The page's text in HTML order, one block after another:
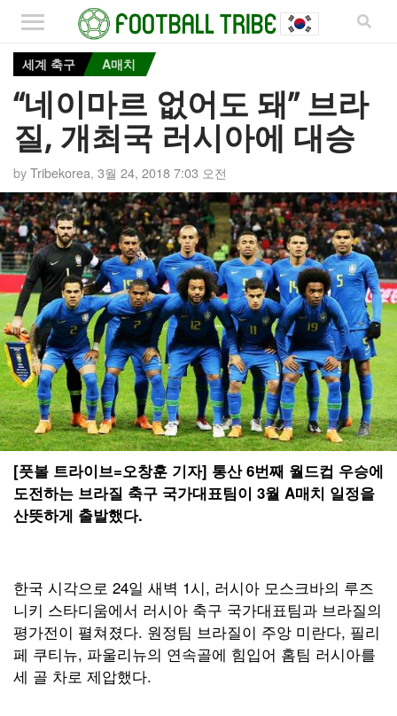
세계 축구 A매치
“네이마르 없어도 돼” 브라
질, 개최국 러시아에 대승
byTribekorea, 3월 24, 2018 7:03 오전
[풋볼 트라이브=오창훈 기자] 통산 6번째 월드컵 우승에
도전하는 브라질 축구 국가대표팀이 3월 A매치 일정을
산뜻하게 출발했다.
한국 시각으로 24일 새벽 1시, 러시아 모스크바의 루즈
니키 스타디움에서 러시아 축구 국가대표팀과 브라질의
평가전이 펼쳐졌다. 원정팀 브라질이 주앙 미란다, 필리
페 쿠티뉴, 파울리뉴의 연속골에 힘입어 홈팀 러시아를
세 골 차로 제압했다.